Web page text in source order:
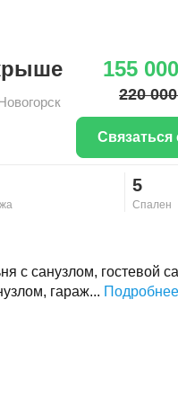
5
Спален
с санузлом, гостевой
гараж... Подробнее
155
220
Связаться